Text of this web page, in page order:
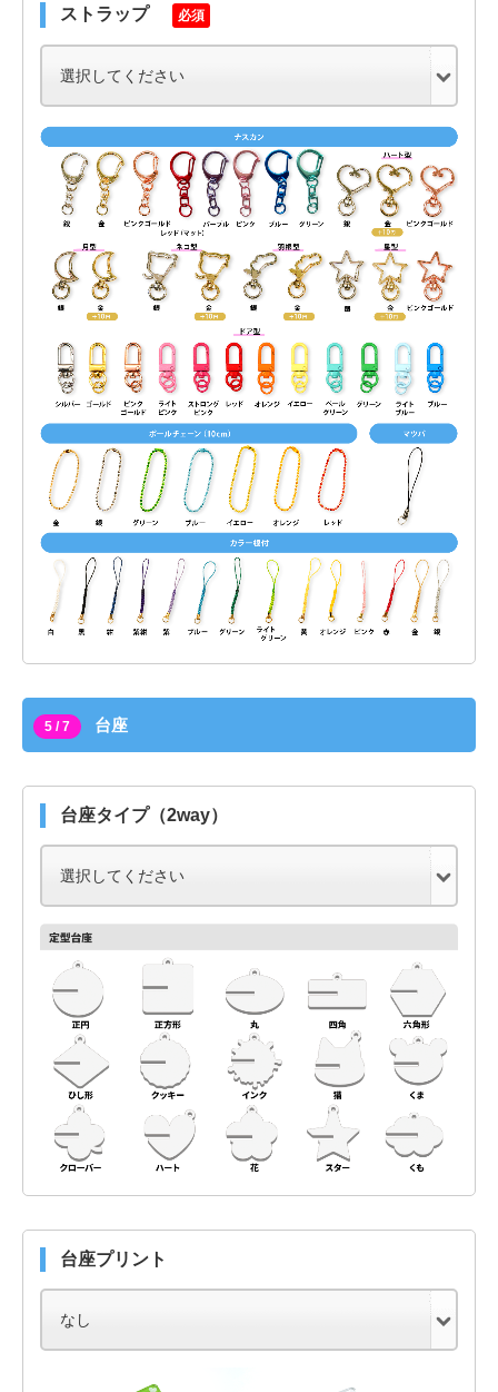
ストラップ 必須
5 / 7 台座
台座タイプ（2way）
台座プリント